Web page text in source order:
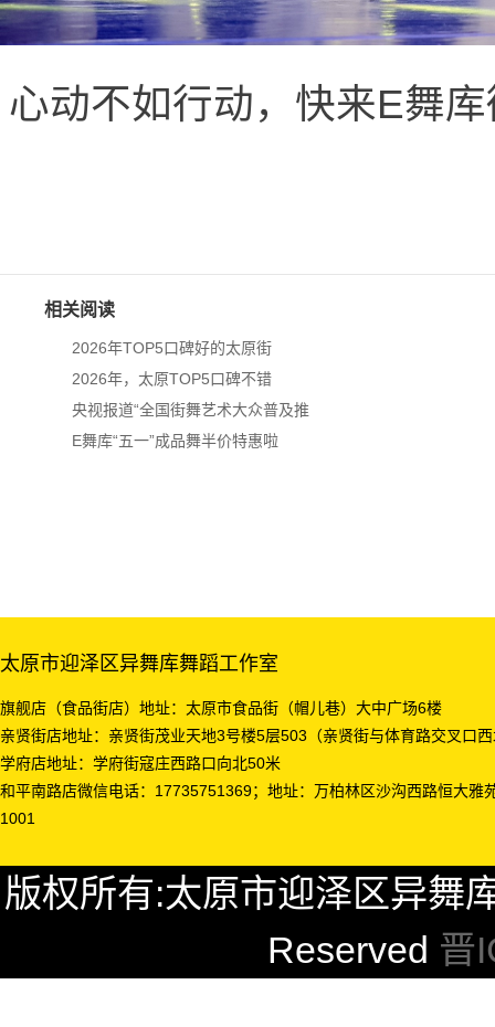
心动不如行动，快来E舞
相关阅读
2026年TOP5口碑好的太原街
2026年，太原TOP5口碑不错
央视报道“全国街舞艺术大众普及推
E舞库“五一”成品舞半价特惠啦
太原市迎泽区异舞库舞蹈工作室
旗舰店（食品街店）地址：太原市食品街（帽儿巷）大中广场6楼
亲贤街店地址：亲贤街茂业天地3号楼5层503（亲贤街与体育路交叉口
学府店地址：学府街寇庄西路口向北50米
和平南路店微信电话：17735751369；地址：万柏林区沙沟西路恒大雅
1001
版权所有:太原市迎泽区异舞
Reserved 晋